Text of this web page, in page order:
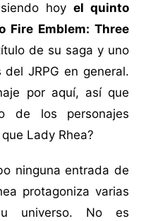
siendo hoyel quinto
Fire Emblem: Three
de su saga y uno
JRPG en general.
por aquí, así que
de los personajes
Lady Rhea?
ninguna entrada de
protagoniza varias
universo. No es